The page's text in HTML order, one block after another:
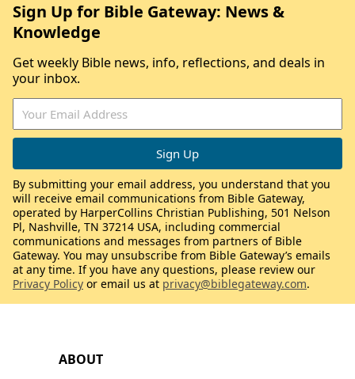
ABOUT
Sign Up for Bible Gateway: News &
Knowledge
Get weekly Bible news, info, reflections, and deals in
your inbox.
By submitting your email address, you understand that you
will receive email communications from Bible Gateway,
operated by HarperCollins Christian Publishing, 501 Nelson
Pl, Nashville, TN 37214 USA, including commercial
communications and messages from partners of Bible
Gateway. You may unsubscribe from Bible Gateway’s emails
at any time. If you have any questions, please review our
Privacy Policy or email us at privacy@biblegateway.com.